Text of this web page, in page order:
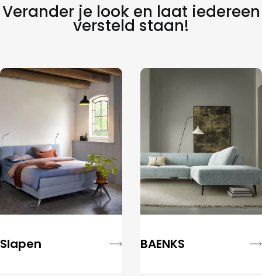
Verander je look en laat iedereen
versteld staan!
Slapen BAENKS